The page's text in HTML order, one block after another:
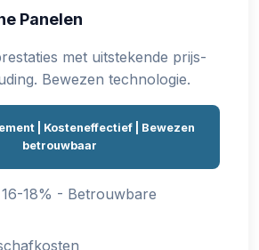
Panelen
met uitstekende prijs-
Bewezen technologie.
| Kosteneffectief | Bewezen
betrouwbaar
18% - Betrouwbare